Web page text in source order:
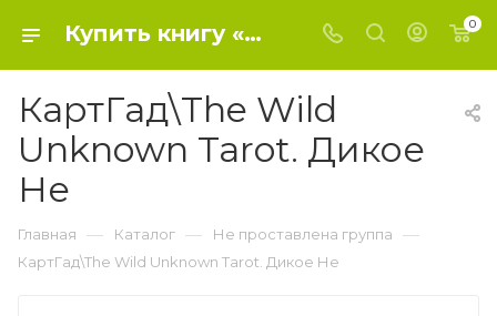
Купить книгу «КартГад\The Wild Unknown Tarot. Дикое Не» 2019, Кранс К. - Не проставлена группа 0
КартГад\The Wild
Unknown Tarot. Дикое
Не
Главная — Каталог — Не проставлена группа —
КартГад\The Wild Unknown Tarot. Дикое Не